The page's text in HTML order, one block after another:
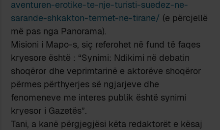
aventuren-erotike-te-nje-turisti-suedez-ne-
sarande-shkakton-termet-ne-tirane/ (e përcjellë
më pas nga Panorama).
Misioni i Mapo-s, siç referohet në fund të faqes
kryesore është : “Synimi: Ndikimi në debatin
shoqëror dhe veprimtarinë e aktorëve shoqëror
përmes përthyerjes së ngjarjeve dhe
fenomeneve me interes publik është synimi
kryesor i Gazetës”.
Tani, a kanë përgjegjësi këta redaktorët e kësaj